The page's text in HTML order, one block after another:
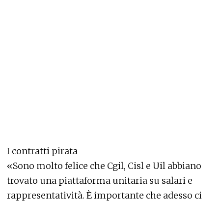
I contratti pirata
«Sono molto felice che Cgil, Cisl e Uil abbiano
trovato una piattaforma unitaria su salari e
rappresentatività. È importante che adesso ci